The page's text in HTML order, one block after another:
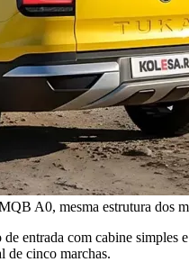
A0, mesma estrutura dos
entrada com cabine
de cinco marchas.